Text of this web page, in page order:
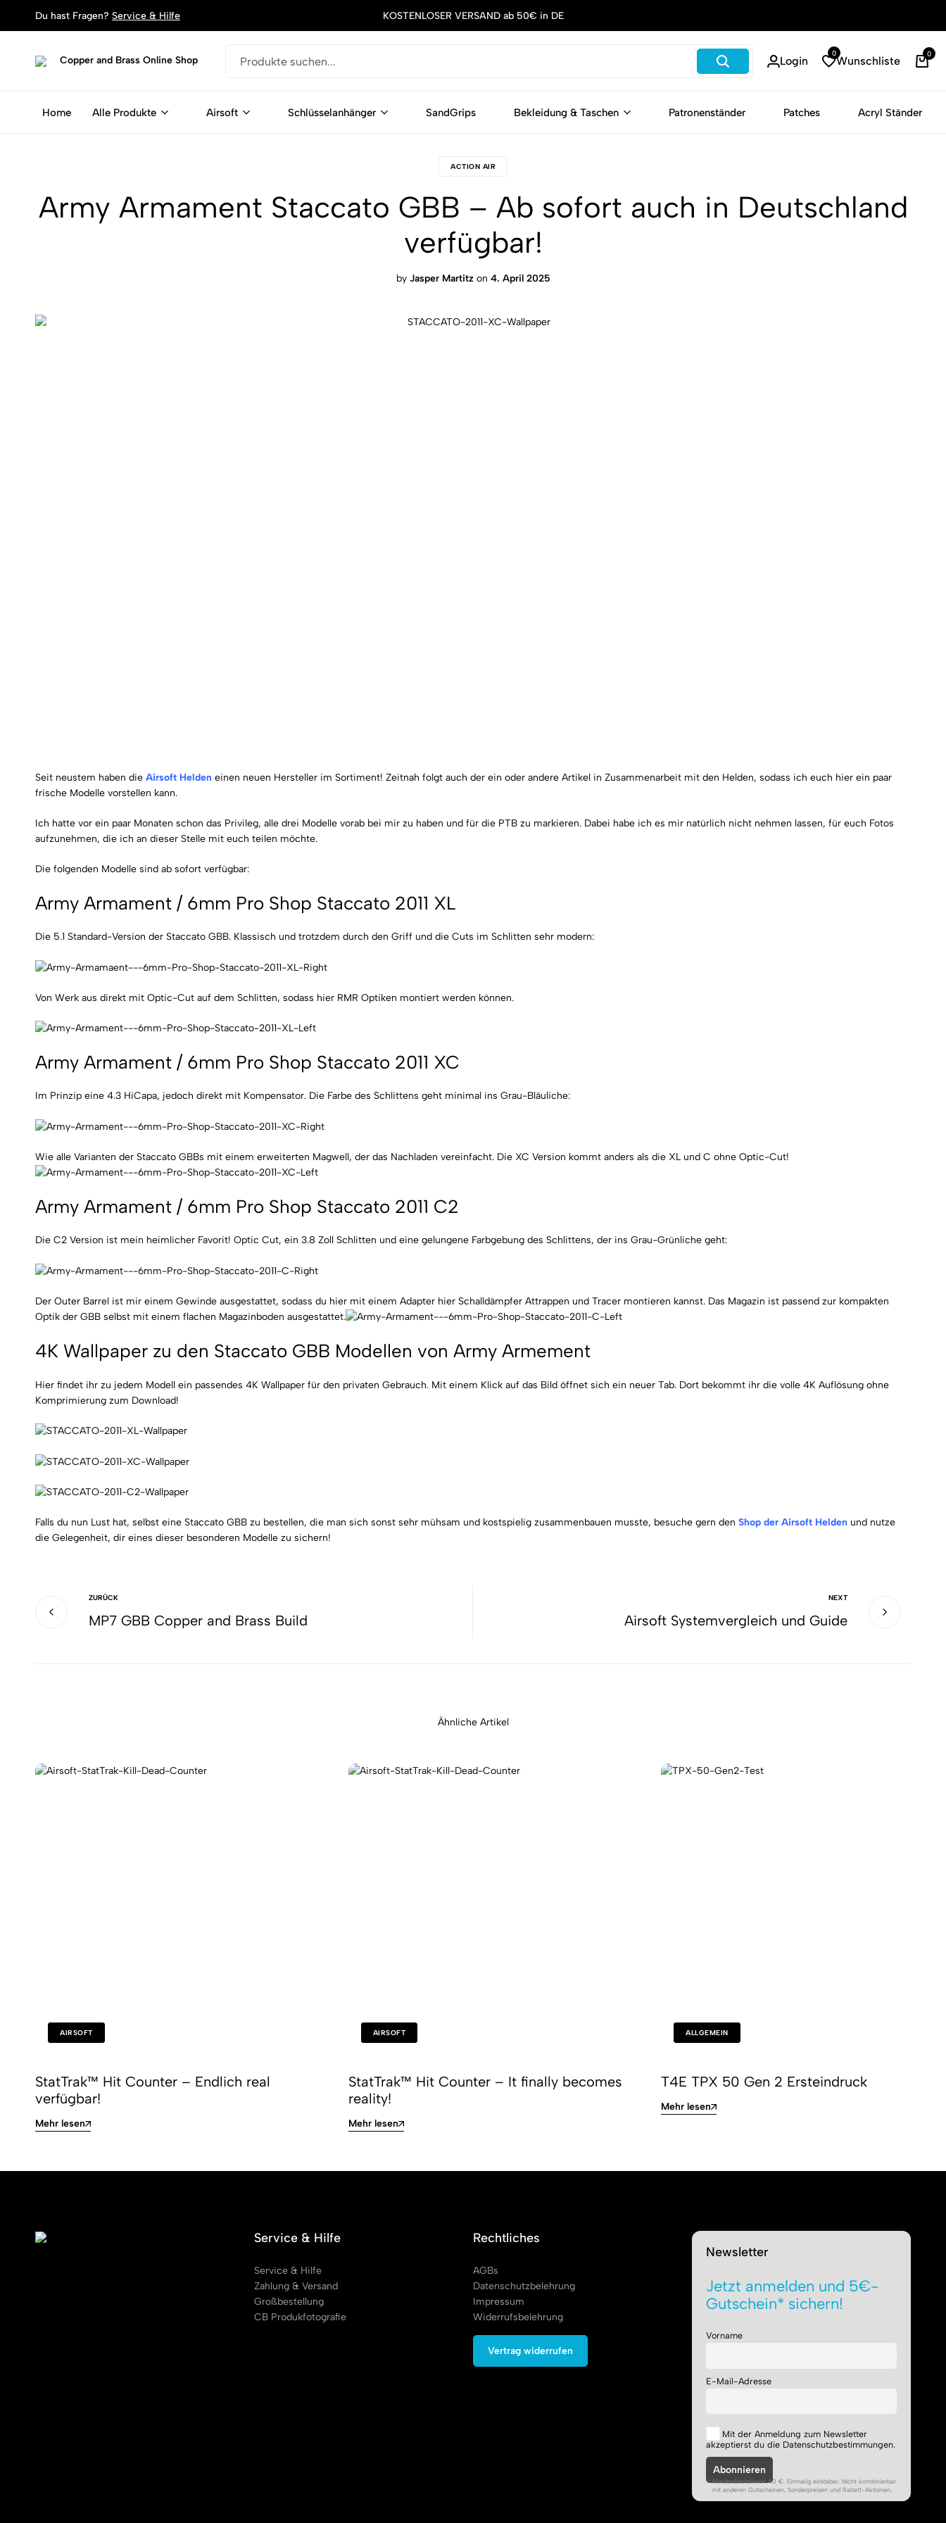
Du hast Fragen? Service & Hilfe KOSTENLOSER VERSAND ab 50€ in DE
Online
Schlüsselanhänger,
Patronen
Login
0
Wunschliste
0
Home Alle Produkte Airsoft Schlüsselanhänger SandGrips Bekleidung & Taschen Patronenständer Patches Acryl Ständer
ACTION AIR
Army Armament Staccato GBB – Ab sofort auch in Deutschland
verfügbar!
by Jasper Martitz on 4. April 2025
Seit neustem haben die Airsoft Helden einen neuen Hersteller im Sortiment! Zeitnah folgt auch der ein oder andere Artikel in Zusammenarbeit mit den Helden, sodass ich euch hier ein paar
frische Modelle vorstellen kann.
Ich hatte vor ein paar Monaten schon das Privileg, alle drei Modelle vorab bei mir zu haben und für die PTB zu markieren. Dabei habe ich es mir natürlich nicht nehmen lassen, für euch Fotos
aufzunehmen, die ich an dieser Stelle mit euch teilen möchte.
Die folgenden Modelle sind ab sofort verfügbar:
Army Armament / 6mm Pro Shop Staccato 2011 XL
Die 5.1 Standard-Version der Staccato GBB. Klassisch und trotzdem durch den Griff und die Cuts im Schlitten sehr modern:
Von Werk aus direkt mit Optic-Cut auf dem Schlitten, sodass hier RMR Optiken montiert werden können.
Army Armament / 6mm Pro Shop Staccato 2011 XC
Im Prinzip eine 4.3 HiCapa, jedoch direkt mit Kompensator. Die Farbe des Schlittens geht minimal ins Grau-Bläuliche:
Wie alle Varianten der Staccato GBBs mit einem erweiterten Magwell, der das Nachladen vereinfacht. Die XC Version kommt anders als die XL und C ohne Optic-Cut!
Army Armament / 6mm Pro Shop Staccato 2011 C2
Die C2 Version ist mein heimlicher Favorit! Optic Cut, ein 3.8 Zoll Schlitten und eine gelungene Farbgebung des Schlittens, der ins Grau-Grünliche geht:
Der Outer Barrel ist mir einem Gewinde ausgestattet, sodass du hier mit einem Adapter hier Schalldämpfer Attrappen und Tracer montieren kannst. Das Magazin ist passend zur kompakten
Optik der GBB selbst mit einem flachen Magazinboden ausgestattet.
4K Wallpaper zu den Staccato GBB Modellen von Army Armement
Hier findet ihr zu jedem Modell ein passendes 4K Wallpaper für den privaten Gebrauch. Mit einem Klick auf das Bild öffnet sich ein neuer Tab. Dort bekommt ihr die volle 4K Auflösung ohne
Komprimierung zum Download!
Falls du nun Lust hat, selbst eine Staccato GBB zu bestellen, die man sich sonst sehr mühsam und kostspielig zusammenbauen musste, besuche gern den Shop der Airsoft Helden und nutze
die Gelegenheit, dir eines dieser besonderen Modelle zu sichern!
ZURÜCK
MP7 GBB Copper and Brass Build
NEXT
Airsoft Systemvergleich und Guide
Ähnliche Artikel
AIRSOFT
StatTrak™ Hit Counter – Endlich real
verfügbar!
Mehr lesen
AIRSOFT
StatTrak™ Hit Counter – It finally becomes
reality!
Mehr lesen
ALLGEMEIN
T4E TPX 50 Gen 2 Ersteindruck
Mehr lesen
Service & Hilfe
Service & Hilfe
Zahlung & Versand
Großbestellung
CB Produkfotografie
Rechtliches
AGBs
Datenschutzbelehrung
Impressum
Widerrufsbelehrung
Vertrag widerrufen
Newsletter
Jetzt anmelden und 5€-
Gutschein* sichern!
Vorname
E-Mail-Adresse
Mit der Anmeldung zum Newsletter
akzeptierst du die Datenschutzbestimmungen.
* Mindestbestellwert 40 €. Einmalig einlösbar. Nicht kombinierbar
mit anderen Gutscheinen, Sonderpreisen und Rabatt-Aktionen.